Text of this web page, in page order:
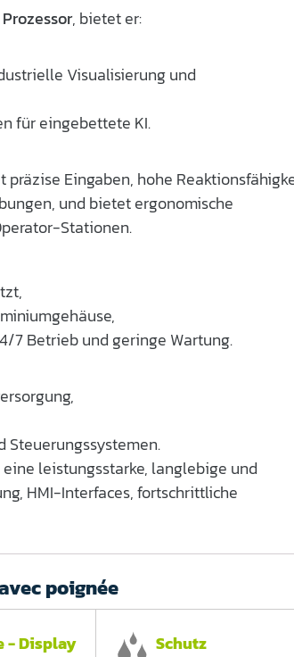
, bietet er:
Visualisierung und
für eingebettete KI.
präzise Eingaben, hohe
und bietet ergonomische
Stationen.
7 Betrieb und geringe Wartung.
Steuerungssystemen.
eine leistungsstarke, langlebige und
HMI-Interfaces, fortschrittliche
poignée
- Display Schutz